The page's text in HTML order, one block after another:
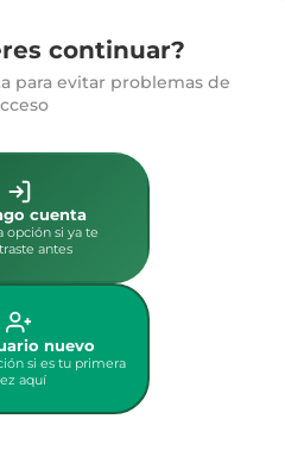
continuar?
para evitar problemas de
cuenta
opción si ya te
antes
nuevo
si es tu primera
aquí